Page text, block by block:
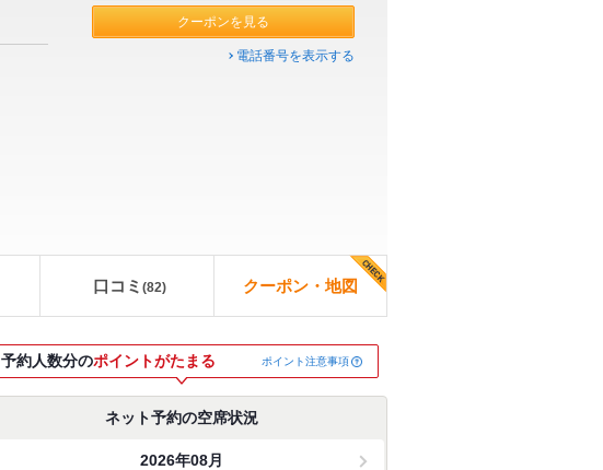
クーポンを見る
電話番号を表示する
口コミ (82) クーポン・地図
予約人数分のポイントがたまる ポイント注意事項
ネット予約の空席状況
2026年08月